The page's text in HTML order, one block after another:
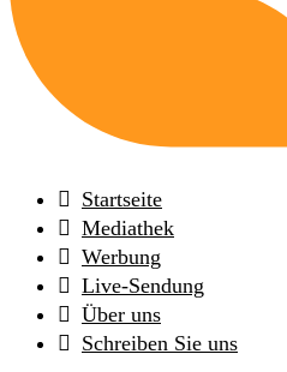
Startseite
Mediathek
Werbung
Live-Sendung
Über uns
Schreiben Sie uns